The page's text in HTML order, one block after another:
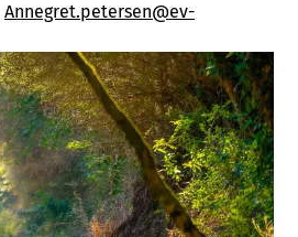
Annegret.petersen@ev-